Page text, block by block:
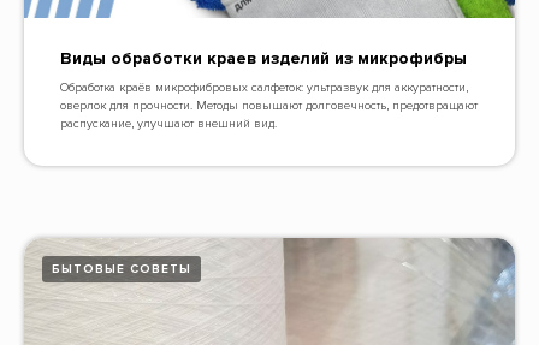
Виды обработки краев изделий из микрофибры
Обработка краёв микрофибровых салфеток: ультразвук для аккуратности,
оверлок для прочности. Методы повышают долговечность, предотвращают
распускание, улучшают внешний вид.
БЫТОВЫЕ СОВЕТЫ